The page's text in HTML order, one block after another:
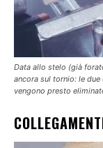
Data allo stelo (già
ancora sul tornio: le
vengono presto